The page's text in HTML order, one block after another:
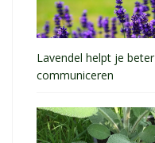
Lavendel helpt je beter
communiceren